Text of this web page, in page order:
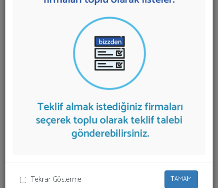
Tekrar Gösterme TAMAM
1 sonuç bulundu.
Online Mevlüt Şekeri Satışısunan firmalar aşağıda
listelenmektedir. Online Mevlüt Şekeri Satışı
almak için listeden seçim yapıp ya da "İlk 5 Firmadan
Teklif İste" kısmından toplu olarak teklif talebinizi
firmalara aktarabilirsiniz.